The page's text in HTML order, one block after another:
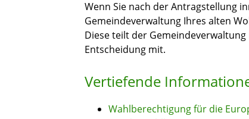
Wenn Sie nach der Antragstellung
Gemeindeverwaltung Ihres alten
Diese teilt der
Entscheidung mit.
Vertiefende
Wahlberechtigung für die